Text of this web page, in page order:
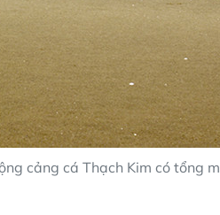
cảng cá Thạch Kim có tổng